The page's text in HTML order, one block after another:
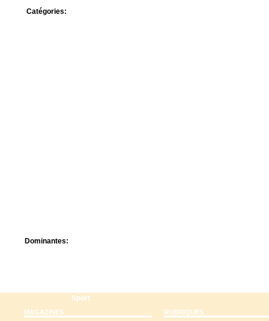
Catégories:
Dominantes:
Sport
MAGAZINES RUBRIQUES